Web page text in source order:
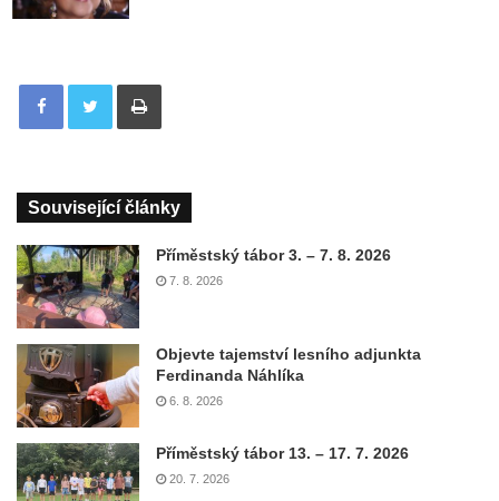
Tisknout
Související články
Příměstský tábor 3. – 7. 8. 2026
7. 8. 2026
Objevte tajemství lesního adjunkta
Ferdinanda Náhlíka
6. 8. 2026
Příměstský tábor 13. – 17. 7. 2026
20. 7. 2026